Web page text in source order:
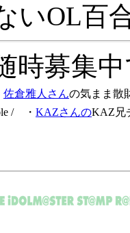
いOL百
時募集
佐倉雅人さんの気まま散
/ ・ KAZさんのKAZ兄